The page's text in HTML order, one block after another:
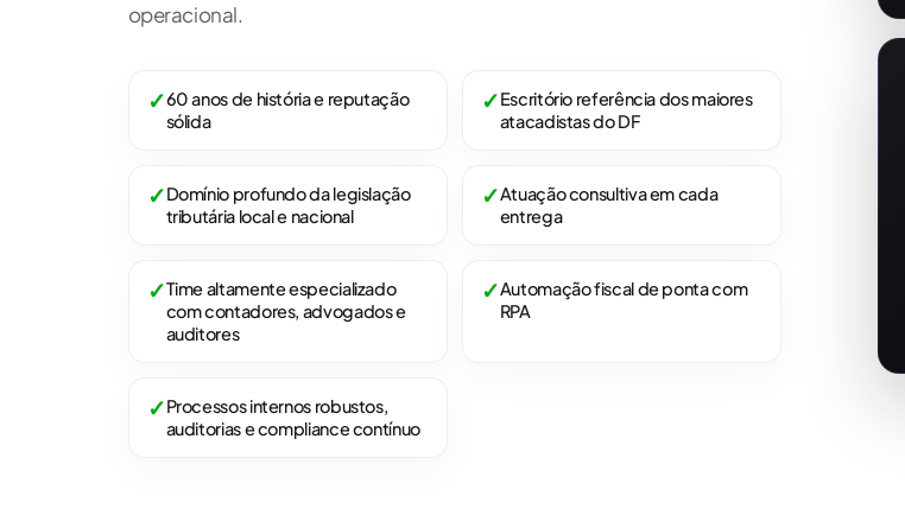
operacional.
✓60 anos de história e reputação
sólida
✓Escritório referência dos maiores
atacadistas do DF
✓Domínio profundo da legislação
tributária local e nacional
✓Atuação consultiva em cada
entrega
✓Time altamente especializado
com contadores, advogados e
auditores
✓Automação fiscal de ponta com
RPA
✓Processos internos robustos,
auditorias e compliance contínuo